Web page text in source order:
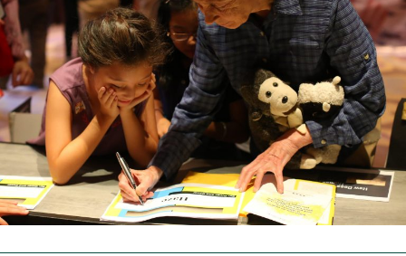
Les héros du JGI France
Devenir Chimp Guardian
Agir avec Roots & Shoots
Devenir bénévole
Événements et conférences